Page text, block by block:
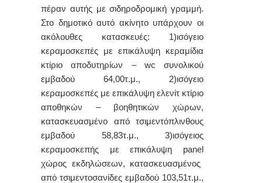
πέραν αυτής με σιδηροδρομική γραμμή.
Στο δημοτικό αυτό ακίνητο υπάρχουν οι
ακόλουθες κατασκευές: 1)ισόγειο
κεραμοσκεπές με επικάλυψη κεραμίδια
κτίριο αποδυτηρίων – wc συνολικού
εμβαδού 64,00τ.μ., 2)ισόγειο
κεραμοσκεπές με επικάλυψη ελενίτ κτίριο
αποθηκών – βοηθητικών χώρων,
κατασκευασμένο από τσιμεντόπλινθους
εμβαδού 58,83τ.μ., 3)ισόγειος
κεραμοσκεπής με επικάλυψη panel
χώρος εκδηλώσεων, κατασκευασμένος
από τσιμεντοσανίδες εμβαδού 103,51τ.μ.,